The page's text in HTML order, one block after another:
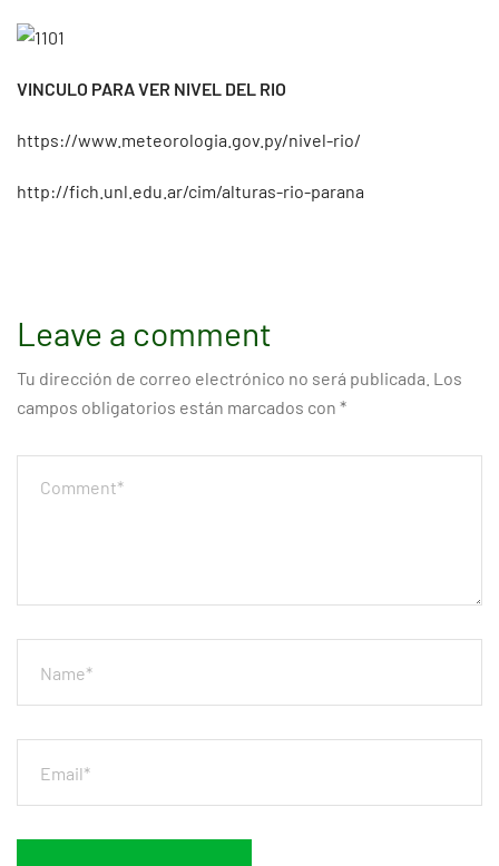
VINCULO PARA VER NIVEL DEL RIO
https://www.meteorologia.gov.py/nivel-rio/
http://fich.unl.edu.ar/cim/alturas-rio-parana
Leave a comment
Tu dirección de correo electrónico no será publicada. Los
campos obligatorios están marcados con *